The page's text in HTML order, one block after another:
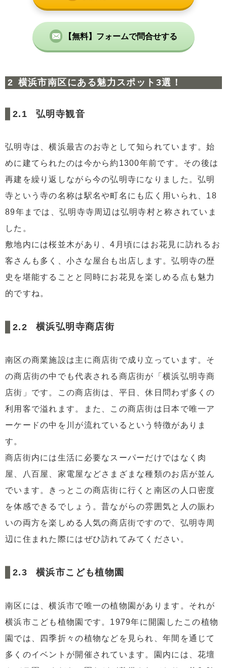
【無料】フォームで問合せする
横浜市南区にある魅力スポット3選！
弘明寺観音
弘明寺は、横浜最古のお寺として知られています。始
めに建てられたのは今から約1300年前です。その後は
再建を繰り返しながら今の弘明寺になりました。弘明
寺という寺の名称は駅名や町名にも広く用いられ、18
89年までは、弘明寺寺周辺は弘明寺村と称されていま
した。
敷地内には桜並木があり、4月頃にはお花見に訪れるお
客さんも多く、小さな屋台も出店します。弘明寺の歴
史を堪能することと同時にお花見を楽しめる点も魅力
的ですね。
横浜弘明寺商店街
南区の商業施設は主に商店街で成り立っています。そ
の商店街の中でも代表される商店街が「横浜弘明寺商
店街」です。この商店街は、平日、休日問わず多くの
利用客で溢れます。また、この商店街は日本で唯一ア
ーケードの中を川が流れているという特徴がありま
す。
商店街内には生活に必要なスーパーだけではなく肉
屋、八百屋、家電屋などさまざまな種類のお店が並ん
でいます。きっとこの商店街に行くと南区の人口密度
を体感できるでしょう。昔ながらの雰囲気と人の賑わ
いの両方を楽しめる人気の商店街ですので、弘明寺周
辺に住まれた際にはぜひ訪れてみてください。
横浜市こども植物園
南区には、横浜市で唯一の植物園があります。それが
横浜市こども植物園です。1979年に開園したこの植物
園では、四季折々の植物などを見られ、年間を通じて
多くのイベントが開催されています。園内には、花壇